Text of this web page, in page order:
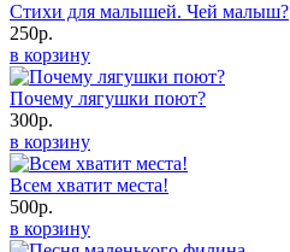
Стихи для малышей. Чей малыш?
250р.
в корзину
Почему лягушки поют?
300р.
в корзину
Всем хватит места!
500р.
в корзину